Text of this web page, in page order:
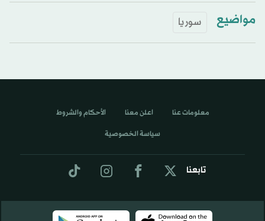
مواضيع سوريا
تابعنا
معلومات عنا اعلن معنا الأحكام والشروط
سياسة الخصوصية